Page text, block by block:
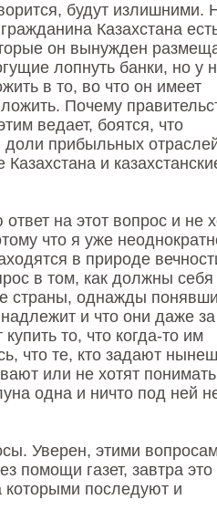
будут излишними.
Казахстана
он вынужден
лопнуть банки, но у
в то, во что он имеет
Почему
ведает, боятся, что
доли прибыльных
Казахстана и
на этот вопрос и не
что я уже
в природе
в том, как должны себя
страны, однажды
и что они даже за
то, что когда-то им
что те, кто задают
или не хотят
одна и ничто под ней
Уверен, этими
помощи газет, завтра
которыми последуют и